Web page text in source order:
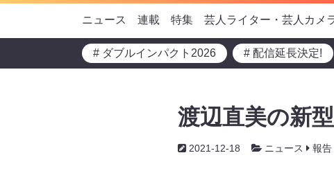
ニュース 連載 特集 芸人ライター・芸人カメ
# ダブルインパクト2026 # 配信延長決定!
渡辺直美の新
2021-12-18 ニュース 報告